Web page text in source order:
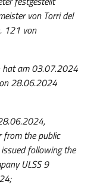
von Torri del
121 von
hat am 03.07.2024
28.06.2024
from the public
following the
ULSS 9